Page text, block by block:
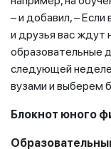
– и добавил, –
и друзья вас ждут
образовательные
следующей
вузами и выберем
Блокнот юного